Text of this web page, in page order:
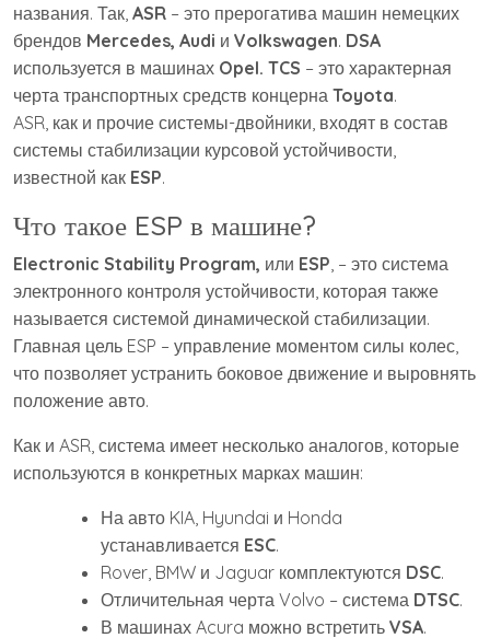
названия. Так, ASR – это прерогатива машин немецких
брендов Mercedes, Audi и Volkswagen. DSA
используется в машинах Opel. TCS – это характерная
черта транспортных средств концерна Toyota.
ASR, как и прочие системы-двойники, входят в состав
системы стабилизации курсовой устойчивости,
известной как ESP.
Что такое ESP в машине?
Electronic Stability Program, или ESP , – это система
электронного контроля устойчивости, которая также
называется системой динамической стабилизации.
Главная цель ESP – управление моментом силы колес,
что позволяет устранить боковое движение и выровнять
положение авто.
Как и ASR, система имеет несколько аналогов, которые
используются в конкретных марках машин:
На авто KIA, Hyundai и Honda
устанавливается ESC.
Rover, BMW и Jaguar комплектуются DSC.
Отличительная черта Volvo – система DTSC.
В машинах Acura можно встретить VSA.